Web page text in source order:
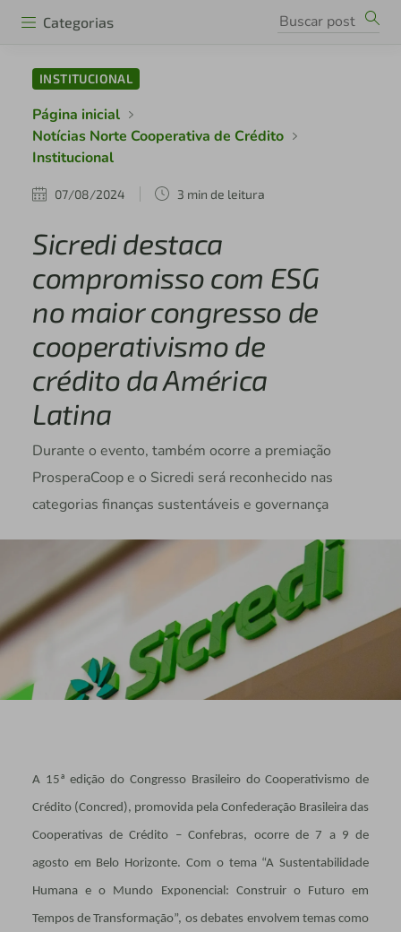
Categorias
INSTITUCIONAL
Página inicial
Notícias Norte Cooperativa de Crédito
Institucional
07/08/2024 3 min de leitura
Sicredi destaca
compromisso com ESG
no maior congresso de
cooperativismo de
crédito da América
Latina
Durante o evento, também ocorre a premiação
ProsperaCoop e o Sicredi será reconhecido nas
categorias finanças sustentáveis e governança
A 15ª edição do Congresso Brasileiro do Cooperativismo de
Crédito (Concred), promovida pela Confederação Brasileira das
Cooperativas de Crédito – Confebras, ocorre de 7 a 9 de
agosto em Belo Horizonte. Com o tema “A Sustentabilidade
Humana e o Mundo Exponencial: Construir o Futuro em
Tempos de Transformação”, os debates envolvem temas como